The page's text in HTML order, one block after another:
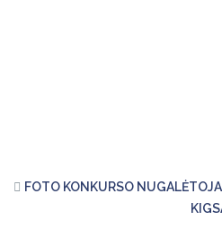
FOTO KONKURSO NUGALĖTOJAI